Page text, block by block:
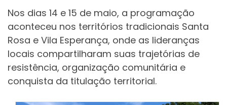
Nos dias 14 e 15 de maio, a programação
aconteceu nos territórios tradicionais Santa
Rosa e Vila Esperança, onde as lideranças
locais compartilharam suas trajetórias de
resistência, organização comunitária e
conquista da titulação territorial.